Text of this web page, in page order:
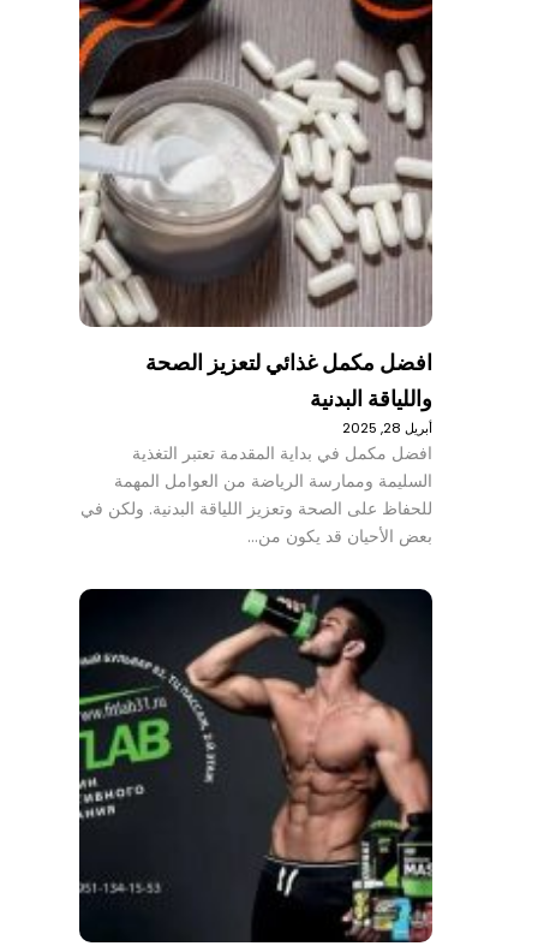
افضل مكمل غذائي لتعزيز الصحة
واللياقة البدنية
أبريل 28, 2025
افضل مكمل في بداية المقدمة تعتبر التغذية
السليمة وممارسة الرياضة من العوامل المهمة
للحفاظ على الصحة وتعزيز اللياقة البدنية. ولكن في
بعض الأحيان قد يكون من…